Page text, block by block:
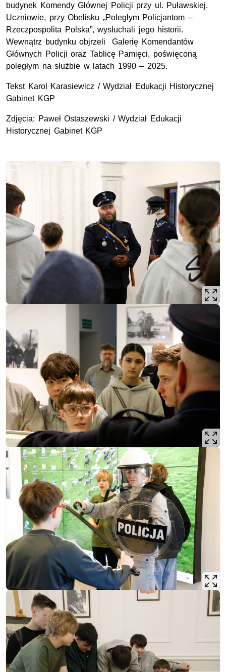
budynek Komendy Głównej Policji przy ul. Puławskiej.
Uczniowie, przy Obelisku „Poległym Policjantom –
Rzeczpospolita Polska”, wysłuchali jego historii.
Wewnątrz budynku objrzeli Galerię Komendantów
Głównych Policji oraz Tablicę Pamięci, poświęconą
poległym na służbie w latach 1990 – 2025.
Tekst Karol Karasiewicz / Wydział Edukacji Historycznej
Gabinet KGP
Zdjęcia: Paweł Ostaszewski / Wydział Edukacji
Historycznej Gabinet KGP